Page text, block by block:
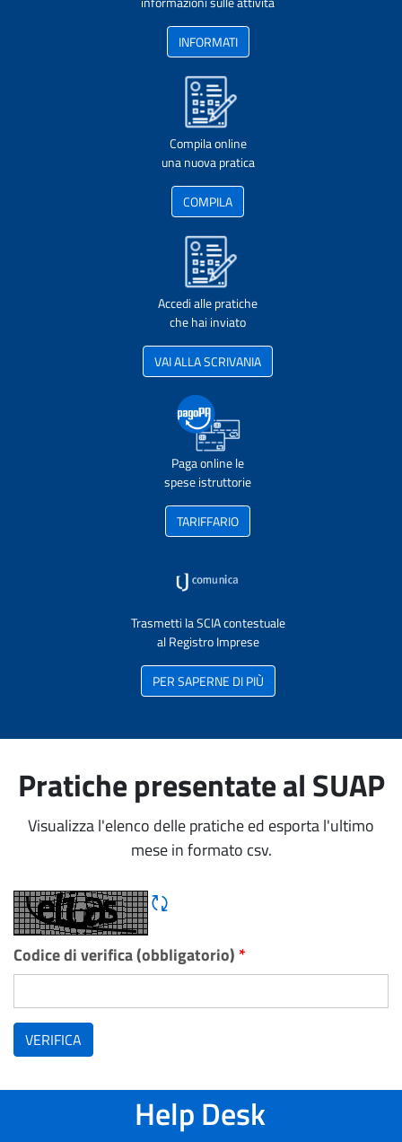
INFORMATI
Compila online
una nuova pratica
COMPILA
Accedi alle pratiche
che hai inviato
VAI ALLA SCRIVANIA
Paga online le
spese istruttorie
TARIFFARIO
Trasmetti la SCIA contestuale
al Registro Imprese
PER SAPERNE DI PIÙ
Pratiche presentate al SUAP
Visualizza l'elenco delle pratiche ed esporta l'ultimo
mese in formato csv.
Rigene CAPTCHA
Codice di verifica (obbligatorio) *
VERIFICA
Help Desk